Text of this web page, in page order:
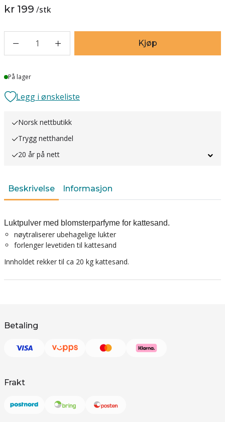
kr 199 /stk
1 Kjøp
Lager
På lager
Legg i ønskeliste
Norsk nettbutikk
Trygg netthandel
20 år på nett
Beskrivelse Informasjon
Luktpulver med blomsterparfyme for kattesand.
nøytraliserer ubehagelige lukter
forlenger levetiden til kattesand
Innholdet rekker til ca 20 kg kattesand.
Betaling
Frakt